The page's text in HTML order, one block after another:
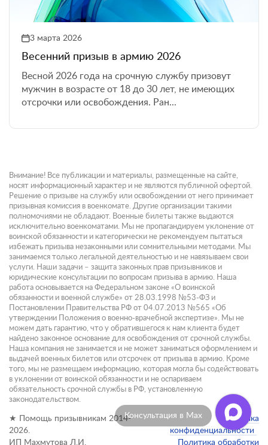
3 марта 2026
Весенний призыв в армию 2026
Весной 2026 года на срочную службу призовут
мужчин в возрасте от 18 до 30 лет, не имеющих
отсрочки или освобождения. Ран...
Отзывы клиентов
Внимание! Все публикации и материалы, размещенные на сайте,
носят информационный характер и не являются публичной офертой.
Решение о призыве на службу или освобождении от него принимает
призывная комиссия в военкомате. Другие организации такими
полномочиями не обладают. Военные билеты также выдаются
исключительно военкоматами. Мы не пропагандируем уклонение от
воинской обязанности и категорически не рекомендуем пытаться
избежать призыва незаконными или сомнительными методами. Мы
занимаемся только легальной деятельностью и не навязываем свои
услуги. Наши задачи – защита законных прав призывников и
юридические консультации по вопросам призыва в армию. Наша
работа основывается на Федеральном законе «О воинской
обязанности и военной службе» от 28.03.1998 №53-ФЗ и
Постановлении Правительства РФ от 04.07.2013 №565 «Об
утверждении Положения о военно-врачебной экспертизе». Мы не
можем дать гарантию, что у обратившегося к нам клиента будет
найдено законное основание для освобождения от срочной службы.
Наша компания не занимается и не может заниматься оформлением и
выдачей военных билетов или отсрочек от призыва в армию. Кроме
того, мы не размещаем информацию, которая могла бы содействовать
в уклонении от воинской обязанности и не оспариваем
обязательность срочной службы в РФ, установленную
законодательством.
★ Помощь призывникам 2014-
2026.
ИП Махмутова Л.И.
Политика
конфиденциальности
Политика обработки